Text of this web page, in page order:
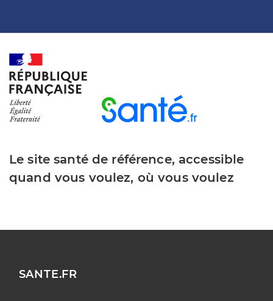
Le site santé de référence, accessible
quand vous voulez, où vous voulez
SANTE.FR